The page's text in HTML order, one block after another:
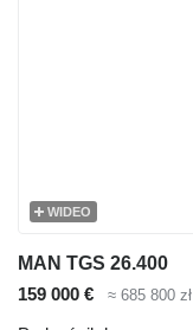
WIDEO
MAN TGS 26.400
159 000 €
≈ 685 800 zł